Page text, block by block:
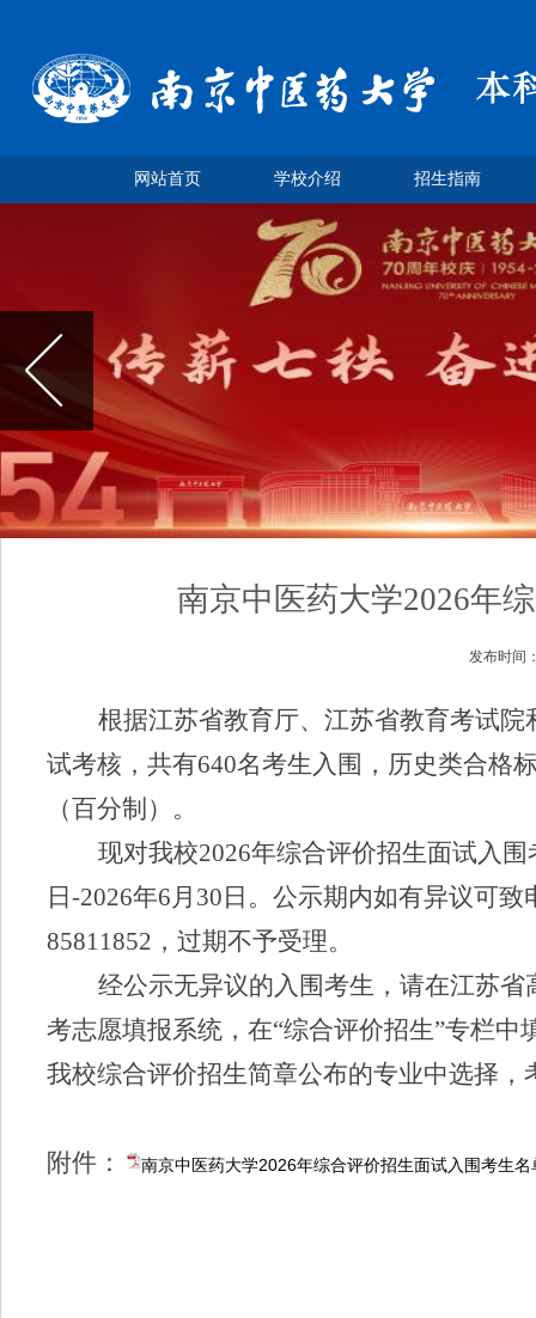
网站首页 学校介绍 招生指南
南京中医药大学2026年
发布时间
根据江苏省教育厅、江苏省教育考试院
试考核，共有640名考生入围，历史类合格
（百分制）。
现对我校2026年综合评价招生面试入 围
日-2026年6月 30 日。公示期内如有异议可致
85811852 ，过期不予受理。
经公示无异议的入 围考生，请在江苏省
考志愿填报系统，在“综合评价招生”专栏中
我校综合评价招生简章公布的专业中选择，
附件： 南京中医药大学2026年综合评价招生面试入围考生